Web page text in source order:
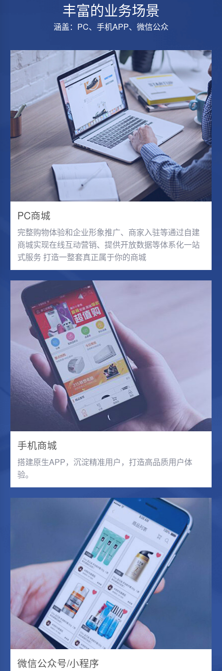
丰富的业务场景
涵盖：PC、手机APP、微信公众
PC商城
完整购物体验和企业形象推广、商家入驻等通过自建
商城实现在线互动营销、提供开放数据等体系化一站
式服务 打造一整套真正属于你的商城
手机商城
搭建原生APP，沉淀精准用户，打造高品质用户体
验。
微信公众号/小程序